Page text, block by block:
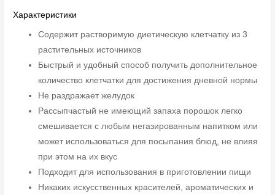
Характеристики
Содержит растворимую диетическую клетчатку из 3
растительных источников
Быстрый и удобный способ получить дополнительное
количество клетчатки для достижения дневной нормы
Не раздражает желудок
Рассыпчастый не имеющий запаха порошок легко
смешивается с любым негазированным напитком или
может использоваться для посыпания блюд, не влияя
при этом на их вкус
Подходит для использования в приготовлении пищи
Никаких искусственных красителей, ароматических и